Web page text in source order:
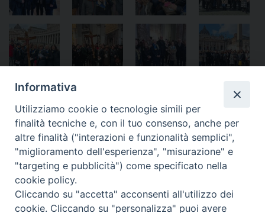
Sacrario di Oslavia: mons.
Marcianò, “la guerra uccide la
vita dell’oggi e del domani”
Giubileo – L’esperienza della
Informativa
Utilizziamo cookie o tecnologie simili per
finalità tecniche e, con il tuo consenso, anche per
altre finalità ("interazioni e funzionalità semplici",
"miglioramento dell'esperienza", "misurazione" e
"targeting e pubblicità") come specificato nella
cookie policy.
Cliccando su "accetta" acconsenti all'utilizzo dei
cookie. Cliccando su "personalizza" puoi avere